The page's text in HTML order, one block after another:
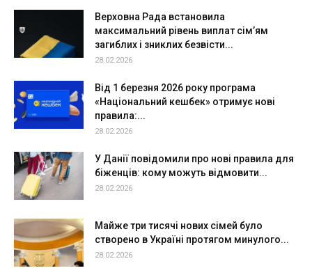
Верховна Рада встановила
максимальний рівень виплат сім’ям
загиблих і зниклих безвісти...
28.02.2026
Від 1 березня 2026 року програма
«Національний кешбек» отримує нові
правила:...
28.02.2026
У Данії повідомили про нові правила для
біженців: кому можуть відмовити...
28.02.2026
Майже три тисячі нових сімей було
створено в Україні протягом минулого...
28.02.2026